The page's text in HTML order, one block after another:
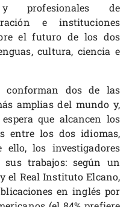
y profesionales de
e instituciones
el futuro de los dos
cultura, ciencia e
conforman dos de las
amplias del mundo y,
que alcancen los
entre los dos idiomas,
los investigadores
trabajos: según un
el Real Instituto Elcano,
en inglés por